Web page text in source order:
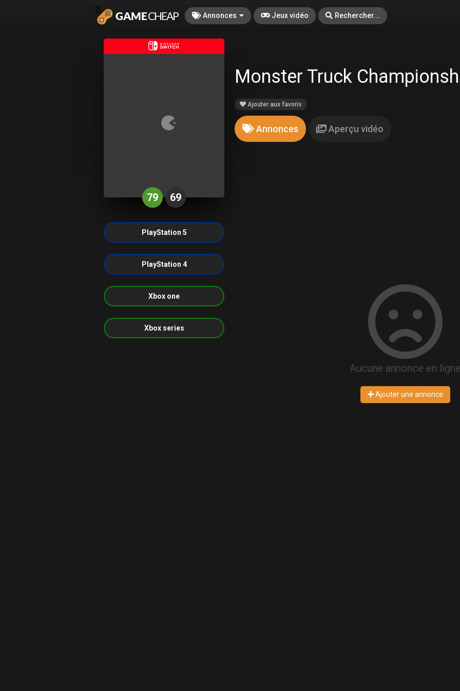
Annonces Jeux vidéo Rechercher...
79 69
PlayStation 5
PlayStation 4
Xbox one
Xbox series
Monster Truck
Ajouter aux favoris
Annonces Aperçu vidéo
Aucune annonce en
Ajouter une annonce